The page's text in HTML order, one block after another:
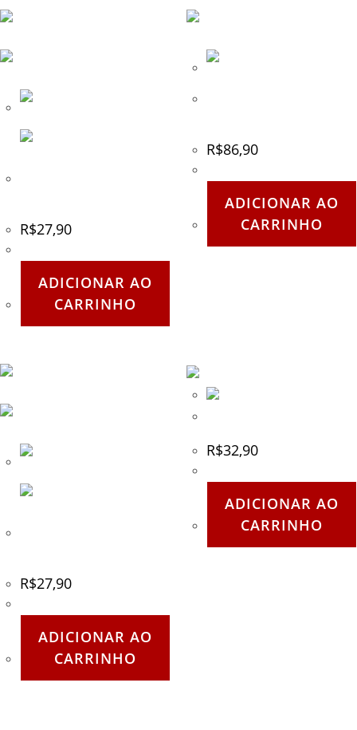
R$27,90
ADICIONAR AO
CARRINHO
R$86,90
ADICIONAR AO
CARRINHO
R$27,90
ADICIONAR AO
CARRINHO
R$32,90
ADICIONAR AO
CARRINHO